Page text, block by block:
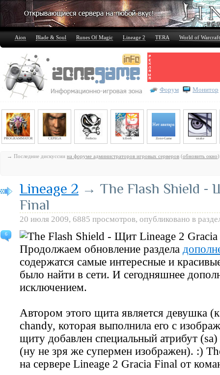
Aion Blade & Soul Runes Of Magic Lineage 2 TERA World of Warcraft
Форум Монитор
PROGRAMMATOR CEPEGA Perfecto kiberk Zone-Game snake
→ Последние дискуссии на форуме администраторов игровых серверов (обновить окно)
6
Lineage 2 → The Flash Shield -
Final
20 июля 2009, 6885 просмотров, опубликовано в
Продолжаем обновление раздела
содержатся самые интересные и
было найти в сети. И сегодняшнее
исключением.
Автором этого щита является девушка
chandy, которая выполнила его с
щиту добавлен специальный атрибут
(ну не зря же супермен изображен). :)
на сервере Lineage 2 Gracia Final от